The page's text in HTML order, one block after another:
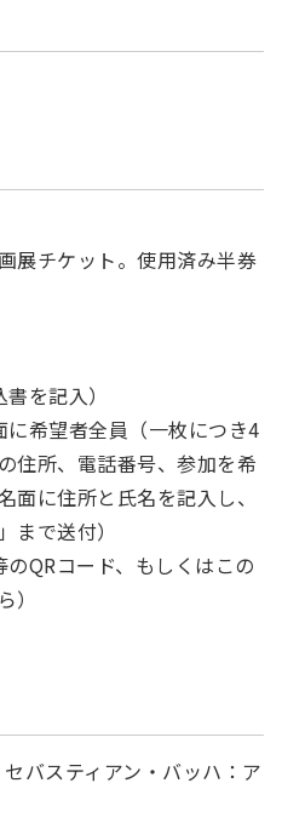
展チケット。使用済み半券
を記入）
希望者全員（一枚につき4
住所、電話番号、参加を希
面に住所と氏名を記入し、
まで送付）
QRコード、もしくはこの
バスティアン・バッハ：ア